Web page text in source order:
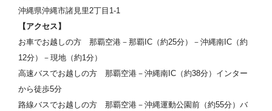
沖縄県沖縄市諸見里2丁目1-1
【アクセス】
お車でお越しの方 那覇空港－那覇IC（約25分）－沖縄南IC（約
12分）－現地（約1分）
高速バスでお越しの方 那覇空港－沖縄南IC（約38分）インター
から徒歩5分
路線バスでお越しの方 那覇空港－沖縄運動公園前（約55分）バ